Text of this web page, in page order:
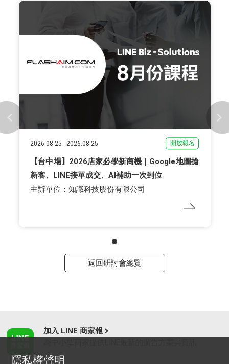
2026.08.25 - 2026.08.25 開放報名
【台中場】2026店家必學新商機｜Google地圖搶
新客、LINE接單成交、AI補助一次到位
主辦單位：知識科技股份有限公司
返回研討會總覽
加入 LINE 商家報
隱私權聲明